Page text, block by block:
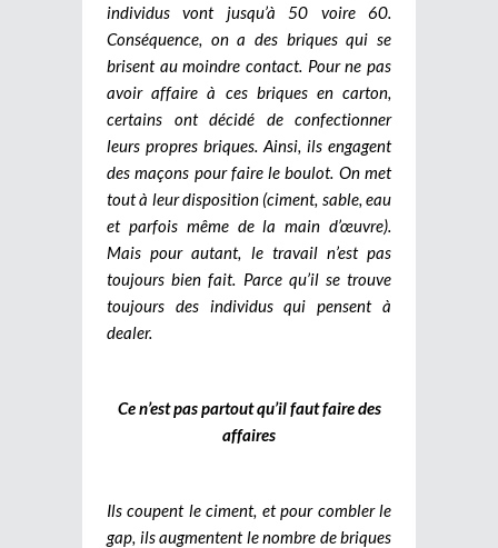
individus vont jusqu’à 50 voire 60.
Conséquence, on a des briques qui se
brisent au moindre contact. Pour ne pas
avoir affaire à ces briques en carton,
certains ont décidé de confectionner
leurs propres briques. Ainsi, ils engagent
des maçons pour faire le boulot. On met
tout à leur disposition (ciment, sable, eau
et parfois même de la main d’œuvre).
Mais pour autant, le travail n’est pas
toujours bien fait. Parce qu’il se trouve
toujours des individus qui pensent à
dealer.
Ce n’est pas partout qu’il faut faire des
affaires
Ils coupent le ciment, et pour combler le
gap, ils augmentent le nombre de briques